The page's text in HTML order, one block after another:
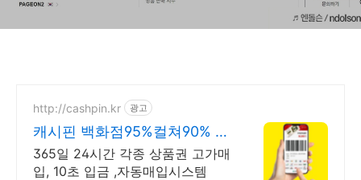
http://cashpin.kr 광고
캐시핀 백화점95%컬쳐90% 컬
쳐,롯데상품권 최고가매입
365일 24시간 각종 상품권 고가매
입, 10초 입금 ,자동매입시스템